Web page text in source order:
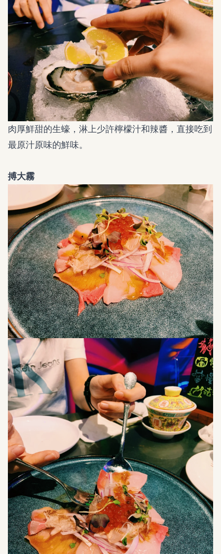
肉厚鮮甜的生蠔，淋上少許檸檬汁和辣醬，直接吃到
最原汁原味的鮮味。
搏大霧